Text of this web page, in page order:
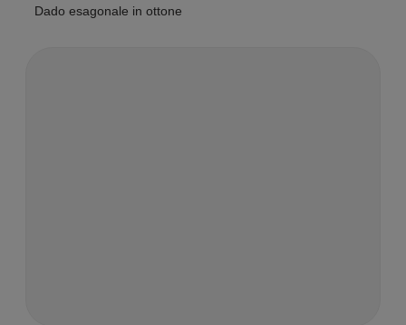
Dado esagonale in ottone